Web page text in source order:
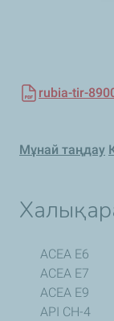
rubia-tir-
Мұнай таңдау
ACEA E6
ACEA E7
ACEA E9
API CH-4